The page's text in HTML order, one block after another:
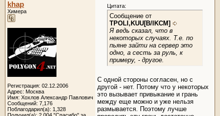
khap
Химера
Регистрация: 02.12.2006
Адрес: Москва
Имя: Хохлов Александр Павлович
Сообщений: 7,176
Поблагодарил(а): 1,328
Цитата:
Сообщение от
TPOLI,KUU[B/IKCM]
Я ведь сказал, что в
некоторых случаях. Т.е. по
пьяне зайти на сервер это
одно, а сесть за руль, к
примеру, - другое.
С одной стороны согласен, но с
другой - нет. Потому что у некоторых
это вызывает привыкание и грань
между еще можно и уже нельзя
размывается. Поэтому лучше